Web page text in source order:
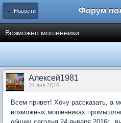
← Новости
Возможно мошенники
Алексей1981
24 янв 2016
Всем привет! Хочу рассказать, а
возможных мошенниках